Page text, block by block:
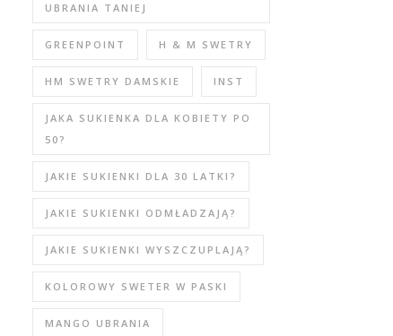
UBRANIA TANIEJ
GREENPOINT H & M SWETRY
HM SWETRY DAMSKIE INST
JAKA SUKIENKA DLA KOBIETY PO
50?
JAKIE SUKIENKI DLA 30 LATKI?
JAKIE SUKIENKI ODMŁADZAJĄ?
JAKIE SUKIENKI WYSZCZUPLAJĄ?
KOLOROWY SWETER W PASKI
MANGO UBRANIA